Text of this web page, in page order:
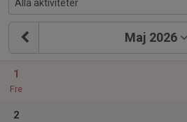
Maj 2026
1
Fre
2